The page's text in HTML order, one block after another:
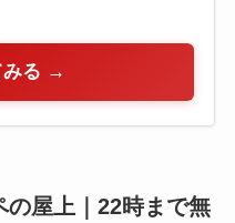
みる →
屋上｜22時まで無